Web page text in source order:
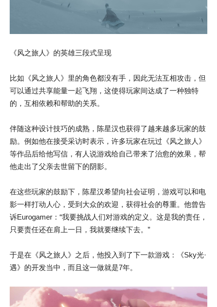
《风之旅人》的英雄三段式呈现
比如《风之旅人》里的角色都没有手，因此无法互相攻击，但
可以通过共享能量一起飞翔，这使得玩家间达成了一种独特
的，互相依赖和帮助的关系。
伴随这种设计技巧的成熟，陈星汉也获得了越来越多玩家的鼓
励。例如他在接受采访时表示，许多玩家在玩过《风之旅人》
等作品后给他写信，有人说游戏给自己带来了治愈的效果，帮
他走出了父亲去世留下的阴影。
在这些玩家的鼓励下，陈星汉希望向社会证明，游戏可以和电
影一样打动人心，受到大众的欢迎，获得社会的尊重。他曾告
诉Eurogamer：“我要挑战人们对游戏的定义。这是我的责任，
只要责任还在肩上一日，我就要继续下去。”
于是在《风之旅人》之后，他投入到了下一款游戏：《Sky光·
遇》的开发当中，而且这一做就是7年。